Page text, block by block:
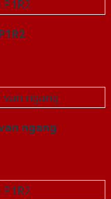
ngang